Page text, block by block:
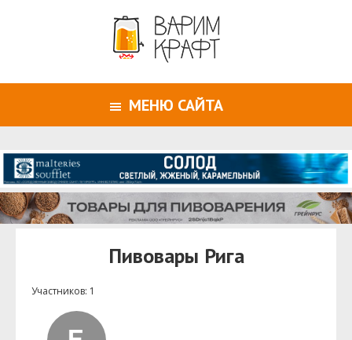
МЕНЮ САЙТА
Пивовары Рига
Участников: 1